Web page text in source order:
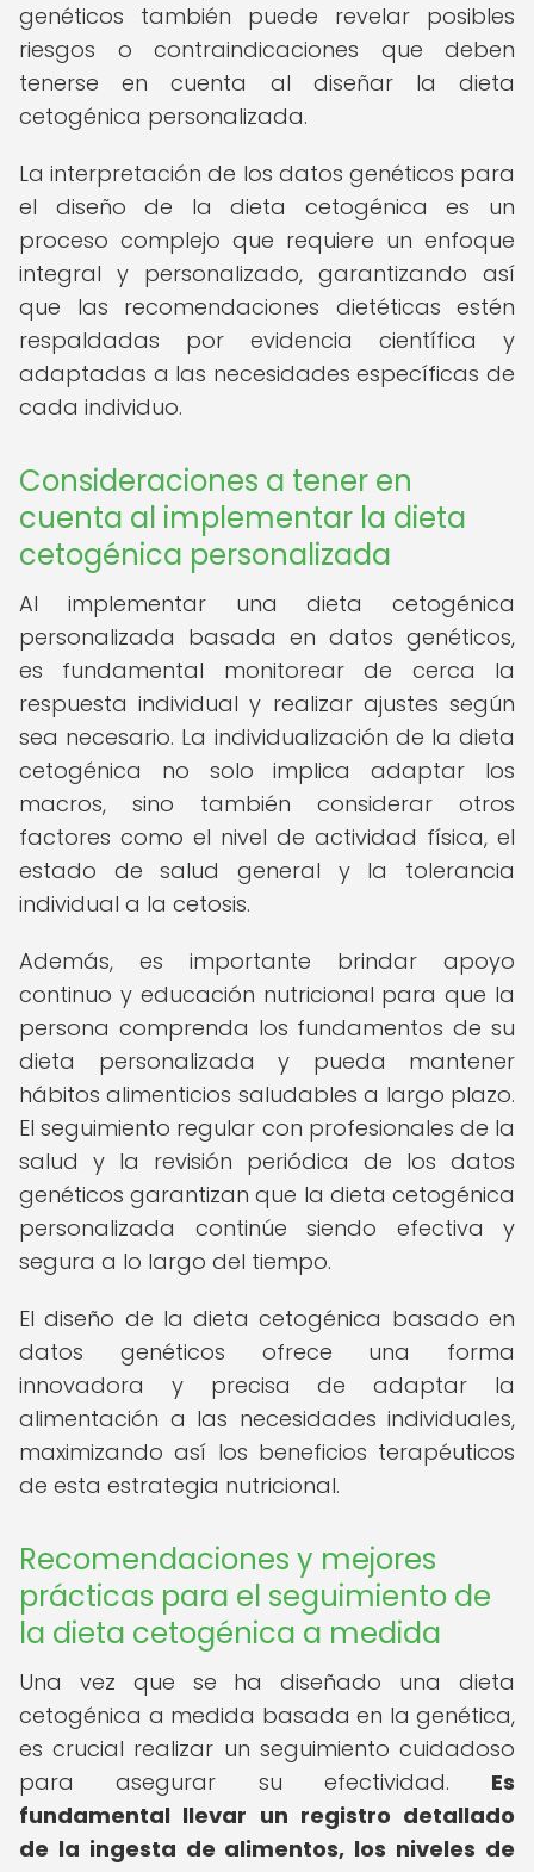
genéticos también puede revelar posibles
riesgos o contraindicaciones que deben
tenerse en cuenta al diseñar la dieta
cetogénica personalizada.
La interpretación de los datos genéticos para
el diseño de la dieta cetogénica es un
proceso complejo que requiere un enfoque
integral y personalizado, garantizando así
que las recomendaciones dietéticas estén
respaldadas por evidencia científica y
adaptadas a las necesidades específicas de
cada individuo.
Consideraciones a tener en
cuenta al implementar la dieta
cetogénica personalizada
Al implementar una dieta cetogénica
personalizada basada en datos genéticos,
es fundamental monitorear de cerca la
respuesta individual y realizar ajustes según
sea necesario. La individualización de la dieta
cetogénica no solo implica adaptar los
macros, sino también considerar otros
factores como el nivel de actividad física, el
estado de salud general y la tolerancia
individual a la cetosis.
Además, es importante brindar apoyo
continuo y educación nutricional para que la
persona comprenda los fundamentos de su
dieta personalizada y pueda mantener
hábitos alimenticios saludables a largo plazo.
El seguimiento regular con profesionales de la
salud y la revisión periódica de los datos
genéticos garantizan que la dieta cetogénica
personalizada continúe siendo efectiva y
segura a lo largo del tiempo.
El diseño de la dieta cetogénica basado en
datos genéticos ofrece una forma
innovadora y precisa de adaptar la
alimentación a las necesidades individuales,
maximizando así los beneficios terapéuticos
de esta estrategia nutricional.
Recomendaciones y mejores
prácticas para el seguimiento de
la dieta cetogénica a medida
Una vez que se ha diseñado una dieta
cetogénica a medida basada en la genética,
es crucial realizar un seguimiento cuidadoso
para asegurar su efectividad. Es
fundamental llevar un registro detallado
de la ingesta de alimentos, los niveles de